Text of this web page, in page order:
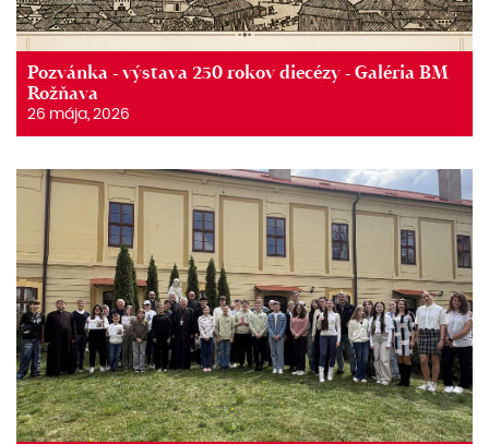
Pozvánka - výstava 250 rokov diecézy - Galéria BM
Rožňava
26 mája, 2026